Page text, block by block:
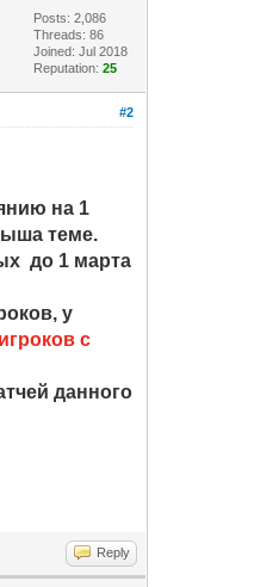
Posts: 2,086
Threads: 86
Joined: Jul 2018
Reputation:25
#2
на 1
теме.
до 1 марта
у
с
данного
Reply